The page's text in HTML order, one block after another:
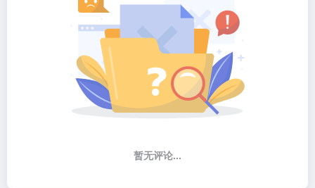
暂无评论...